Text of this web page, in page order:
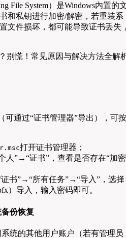
File System）是Windows内置的
和私钥进行加密/解密，若重装系
文件损坏，都可能导致证书丢失
可通过“证书管理器”导出），可按
打开证书管理器；
人”→“证书”，查看是否存在“加密
书”→“所有任务”→“导入”，选择
）导入，输入密码即可。
份恢复
统的其他用户账户（若有管理员